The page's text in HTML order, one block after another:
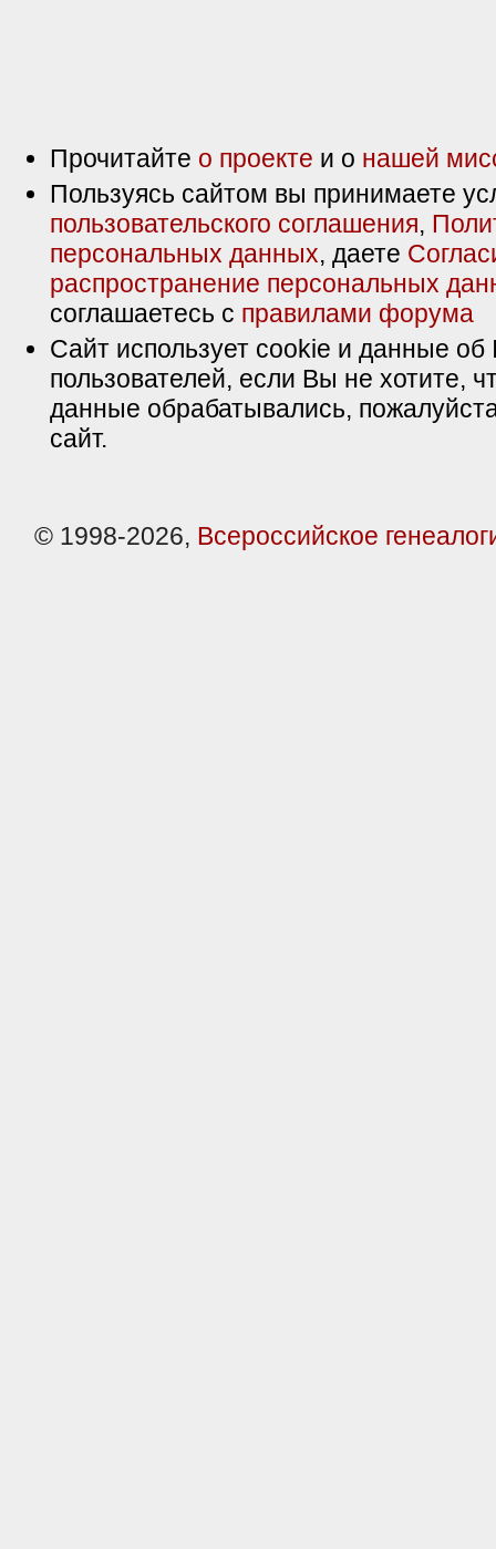
Прочитайте о проекте и о нашей
Пользуясь сайтом вы принимаете
пользовательского соглашения,
персональных данных, даете
распространение персональных
соглашаетесь с правилами форума
Сайт использует cookie и данные об
пользователей, если Вы не хотите,
данные обрабатывались,
сайт.
© 1998-2026, Всероссийское